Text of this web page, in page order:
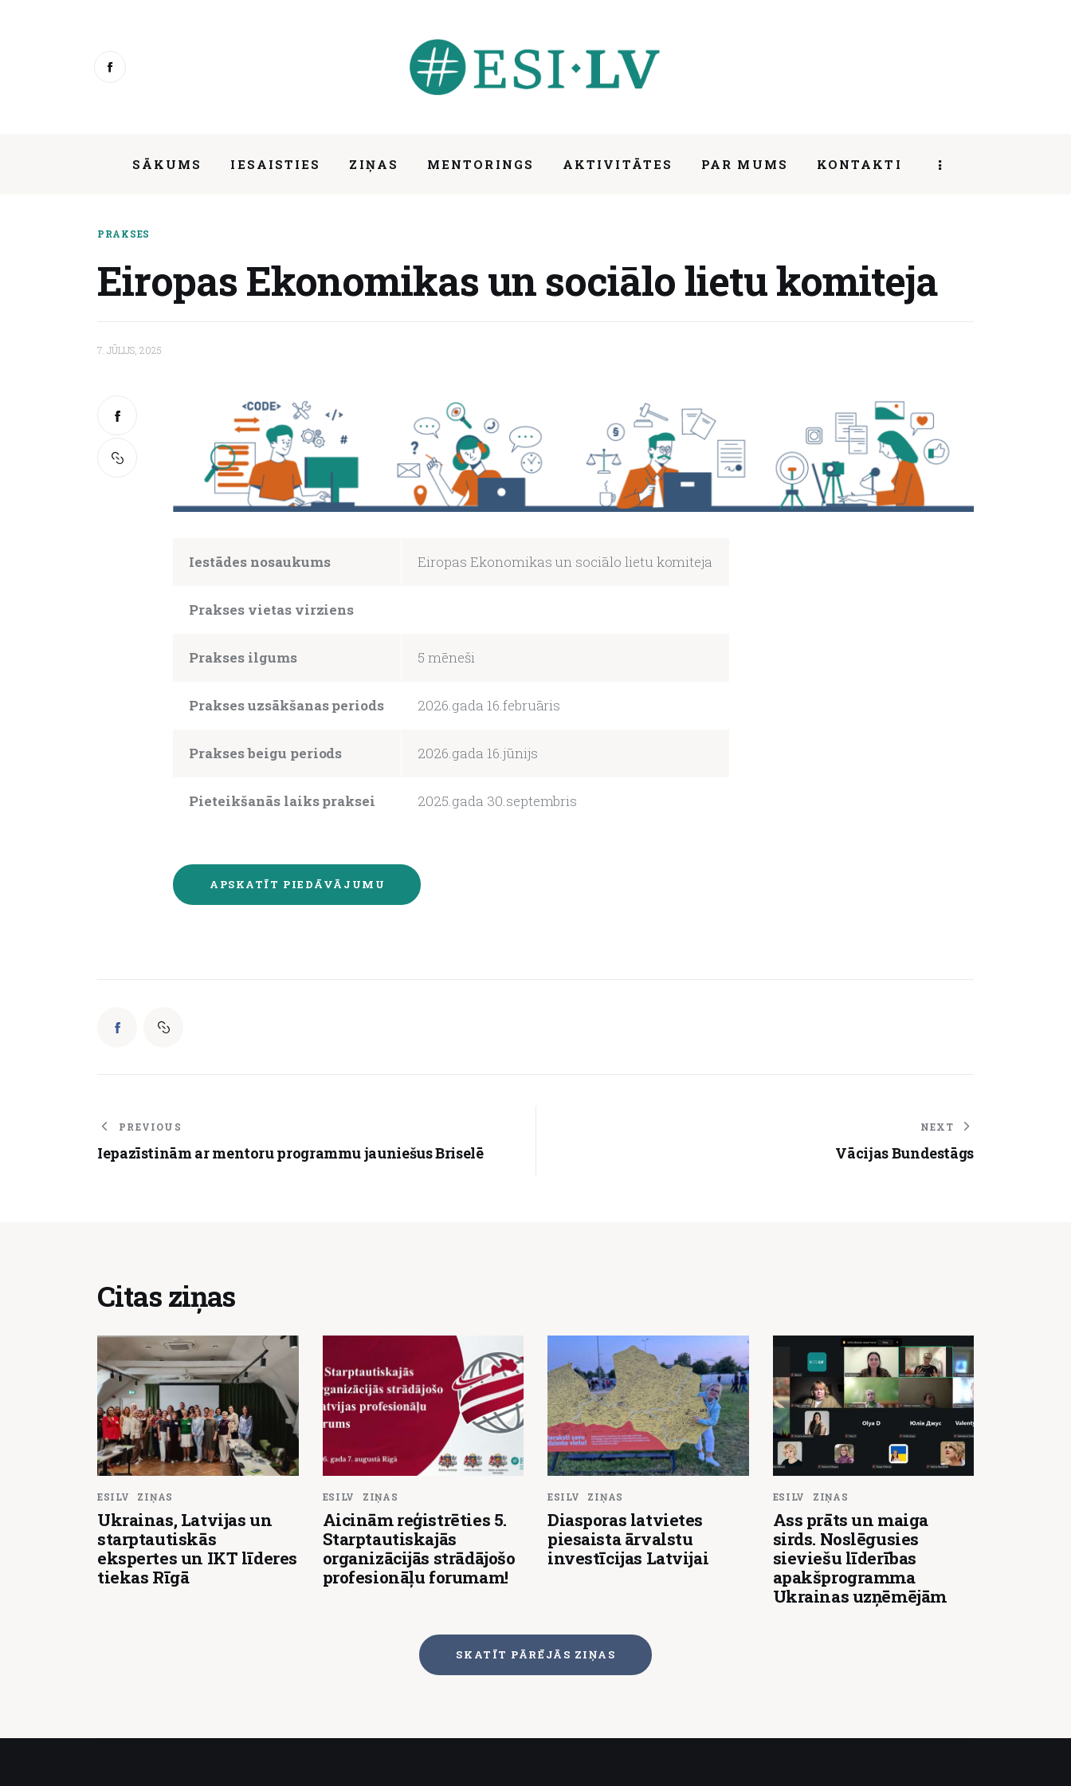
SĀKUMS IESAISTIES ZIŅAS MENTORINGS AKTIVITĀTES PAR MUMS KONTAKTI
PRAKSES
Eiropas Ekonomikas un sociālo lietu komiteja
7. JŪLIJS, 2025
Iestādes nosaukums Eiropas Ekonomikas un sociālo lietu komiteja
Prakses vietas virziens
Prakses ilgums 5 mēneši
Prakses uzsākšanas periods 2026.gada 16.februāris
Prakses beigu periods 2026.gada 16.jūnijs
Pieteikšanās laiks praksei 2025.gada 30.septembris
APSKATĪT PIEDĀVĀJUMU
PREVIOUS
Iepazīstinām ar mentoru programmu jauniešus Briselē
NEXT
Vācijas Bundestāgs
Citas ziņas
ESILV ZIŅAS
Ukrainas, Latvijas un
starptautiskās
ekspertes un IKT līderes
tiekas Rīgā
ESILV ZIŅAS
Aicinām reģistrēties 5.
Starptautiskajās
organizācijās strādājošo
profesionāļu forumam!
ESILV ZIŅAS
Diasporas latvietes
piesaista ārvalstu
investīcijas Latvijai
ESILV ZIŅAS
Ass prāts un maiga
sirds. Noslēgusies
sieviešu līderības
apakšprogramma
Ukrainas uzņēmējām
SKATĪT PĀRĒJĀS ZIŅAS